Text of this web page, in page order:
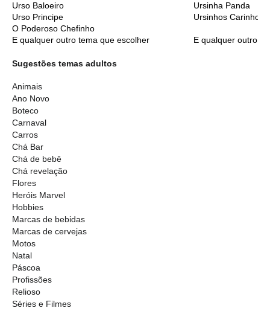
Urso Baloeiro
Ursinha Panda
Urso Principe
Ursinhos
O Poderoso Chefinho
E qualquer outro tema que escolher
E qualquer outro
Sugestões temas adultos
Animais
Ano Novo
Boteco
Carnaval
Carros
Chá Bar
Chá de bebê
Chá revelação
Flores
Heróis Marvel
Hobbies
Marcas de bebidas
Marcas de cervejas
Motos
Natal
Páscoa
Profissões
Relioso
Séries e Filmes